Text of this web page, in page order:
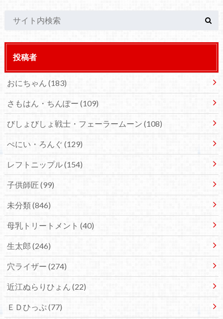
投稿者
おにちゃん (183)
さもはん・ちんぽー (109)
びしょびしょ戦士・フェーラームーン (108)
ぺにい・ろんぐ (129)
レフトニップル(154)
子供師匠 (99)
未分類(846)
母乳トリートメント (40)
生太郎 (246)
穴ライザー (274)
近江ぬらりひょん (22)
ＥＤひっぷ (77)